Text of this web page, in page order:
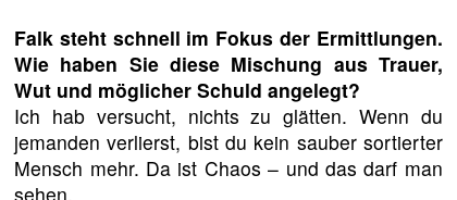
Falk steht schnell im Fokus der Ermittlungen.
Wie haben Sie diese Mischung aus Trauer,
Wut und möglicher Schuld angelegt?
Ich hab versucht, nichts zu glätten. Wenn du
jemanden verlierst, bist du kein sauber sortierter
Mensch mehr. Da ist Chaos – und das darf man
sehen.